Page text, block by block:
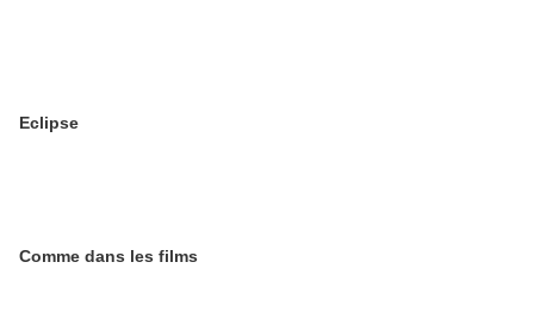
Eclipse
Comme dans les films